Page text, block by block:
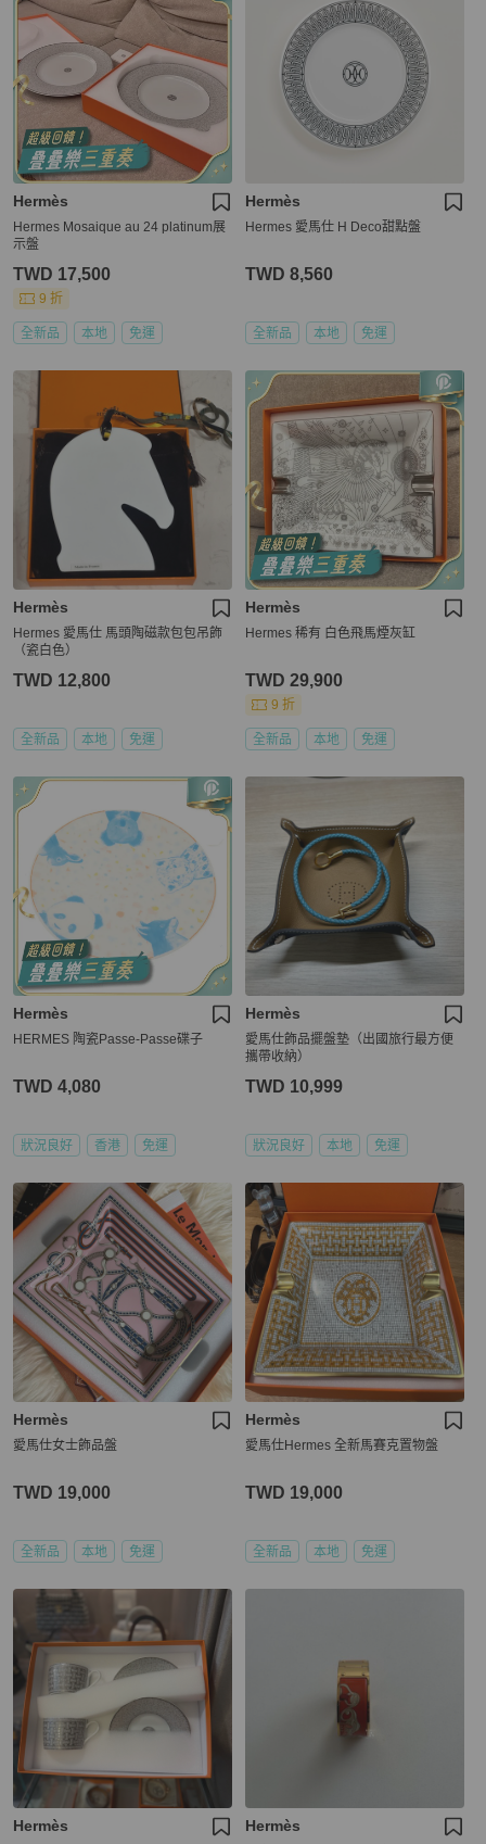
Hermès
Hermes Mosaique au 24 platinum展
示盤
TWD 17,500
9 折
全新品 本地 免運
Hermès
Hermes 愛馬仕 H Deco甜點盤
TWD 8,560
全新品 本地 免運
Hermès
Hermes 愛馬仕 馬頭陶磁款包包吊飾
（瓷白色）
TWD 12,800
全新品 本地 免運
Hermès
Hermes 稀有 白色飛馬煙灰缸
TWD 29,900
9 折
全新品 本地 免運
Hermès
HERMES 陶瓷Passe-Passe碟子
TWD 4,080
狀況良好 香港 免運
Hermès
愛馬仕飾品擺盤墊（出國旅行最方便
攜帶收納）
TWD 10,999
狀況良好 本地 免運
Hermès
愛馬仕女士飾品盤
TWD 19,000
全新品 本地 免運
Hermès
愛馬仕Hermes 全新馬賽克置物盤
TWD 19,000
全新品 本地 免運
Hermès Hermès